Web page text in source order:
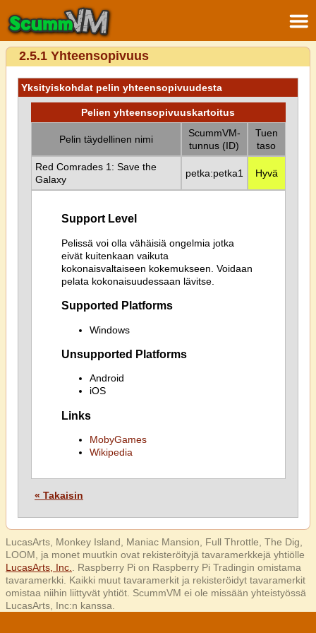
2.5.1 Yhteensopivuus
Yksityiskohdat pelin yhteensopivuudesta
Pelien yhteensopivuuskartoitus
Pelin täydellinen nimi
ScummVM-
tunnus (ID)
Tuen
taso
Red Comrades 1: Save the
Galaxy
petka:petka1 Hyvä
Support Level
Pelissä voi olla vähäisiä ongelmia jotka
eivät kuitenkaan vaikuta
kokonaisvaltaiseen kokemukseen. Voidaan
pelata kokonaisuudessaan lävitse.
Supported Platforms
Windows
Unsupported Platforms
Android
iOS
Links
MobyGames
Wikipedia
« Takaisin
LucasArts, Monkey Island, Maniac Mansion, Full Throttle, The Dig,
LOOM, ja monet muutkin ovat rekisteröityjä tavaramerkkejä yhtiölle
LucasArts, Inc.
. Raspberry Pi on Raspberry Pi Tradingin omistama
tavaramerkki. Kaikki muut tavaramerkit ja rekisteröidyt tavaramerkit
omistaa niihin liittyvät yhtiöt. ScummVM ei ole missään yhteistyössä
LucasArts, Inc:n kanssa.